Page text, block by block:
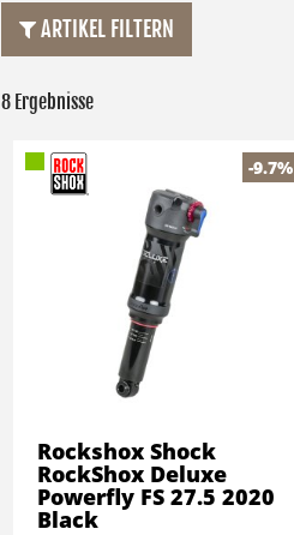
ARTIKEL FILTERN
8 Ergebnisse
-9.7%
Rockshox Shock
RockShox Deluxe
Powerfly FS 27.5 2020
Black